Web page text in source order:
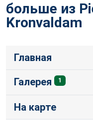
больше из
Kronvaldam
Главная
Галерея 1
На карте